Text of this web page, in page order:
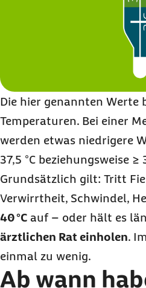
Die hier genannten Werte
Temperaturen. Bei einer
werden etwas niedrigere
37,5 °C beziehungsweise ≥
Grundsätzlich gilt: Tritt
Verwirrtheit, Schwindel,
40 °C auf – oder hält es
ärztlichen Rat einholen.
einmal zu wenig.
Ab wann